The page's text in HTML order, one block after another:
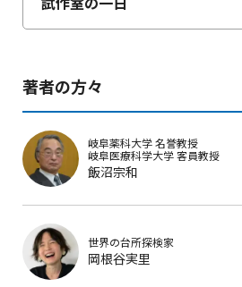
試作室の一日
著者の方々
岐阜薬科大学 名誉教授
岐阜医療科学大学 客員教授
飯沼宗和
世界の台所探検家
岡根谷実里